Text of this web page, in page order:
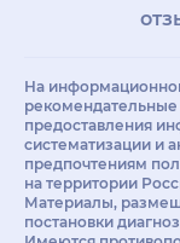
На
предоставления
систематизации и
предпочтениям
на территории
Материалы,
постановки